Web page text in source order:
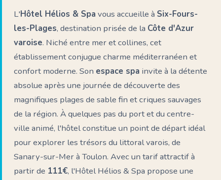
L'Hôtel Hélios & Spa vous accueille à Six-Fours-
les-Plages, destination prisée de la Côte d'Azur
varoise. Niché entre mer et collines, cet
établissement conjugue charme méditerranéen et
confort moderne. Son espace spa invite à la détente
absolue après une journée de découverte des
magnifiques plages de sable fin et criques sauvages
de la région. À quelques pas du port et du centre-
ville animé, l'hôtel constitue un point de départ idéal
pour explorer les trésors du littoral varois, de
Sanary-sur-Mer à Toulon. Avec un tarif attractif à
partir de 111€, l'Hôtel Hélios & Spa propose une